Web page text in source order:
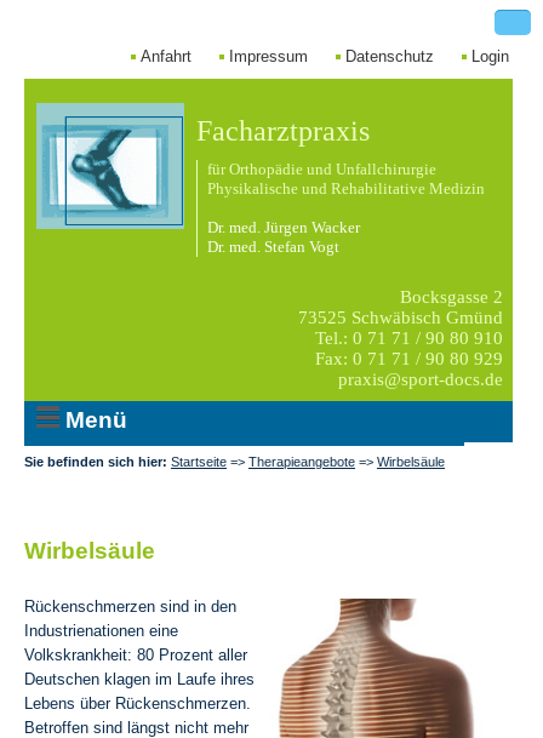
Anfahrt Impressum Datenschutz Login
Facharztpraxis
für Orthopädie und Unfallchirurgie
Physikalische und Rehabilitative Medizin
Dr. med. Jürgen Wacker
Dr. med. Stefan Vogt
Bocksgasse 2
73525 Schwäbisch Gmünd
Tel.: 0 71 71 / 90 80 910
Fax: 0 71 71 / 90 80 929
praxis@sport-docs.de
Menü
Sie befinden sich hier: Startseite => Therapieangebote => Wirbelsäule
Wirbelsäule
Rückenschmerzen sind in den
Industrienationen eine
Volkskrankheit: 80 Prozent aller
Deutschen klagen im Laufe ihres
Lebens über Rückenschmerzen.
Betroffen sind längst nicht mehr